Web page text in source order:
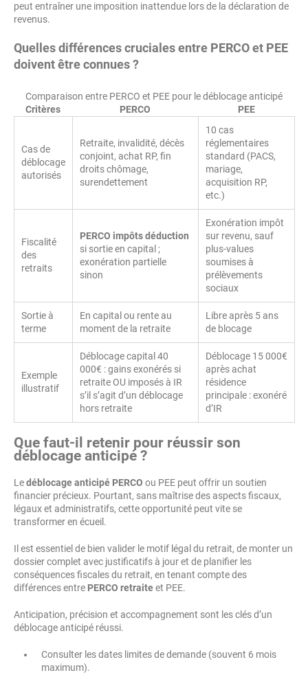
peut entraîner une imposition inattendue lors de la déclaration de
revenus.
Quelles différences cruciales entre PERCO et PEE
doivent être connues ?
Comparaison entre PERCO et PEE pour le déblocage anticipé
Critères
PERCO PEE
Cas de
déblocage
autorisés
Retraite, invalidité, décès
conjoint, achat RP, fin
droits chômage,
surendettement
10 cas
réglementaires
standard (PACS,
mariage,
acquisition RP,
etc.)
Fiscalité
des
retraits
PERCO impôts déduction
si sortie en capital ;
exonération partielle
sinon
Exonération impôt
sur revenu, sauf
plus-values
soumises à
prélèvements
sociaux
Sortie à
terme
En capital ou rente au
moment de la retraite
Libre après 5 ans
de blocage
Exemple
illustratif
Déblocage capital 40
000€ : gains exonérés si
retraite OU imposés à IR
s’il s’agit d’un déblocage
hors retraite
Déblocage 15 000€
après achat
résidence
principale : exonéré
d’IR
Que faut-il retenir pour réussir son
déblocage anticipé ?
Ledéblocage anticipé PERCO ou PEE peut offrir un soutien
financier précieux. Pourtant, sans maîtrise des aspects fiscaux,
légaux et administratifs, cette opportunité peut vite se
transformer en écueil.
Il est essentiel de bien valider le motif légal du retrait, de monter un
dossier complet avec justificatifs à jour et de planifier les
conséquences fiscales du retrait, en tenant compte des
différences entre PERCO retraiteet PEE.
Anticipation, précision et accompagnement sont les clés d’un
déblocage anticipé réussi.
Consulter les dates limites de demande (souvent 6 mois
maximum).